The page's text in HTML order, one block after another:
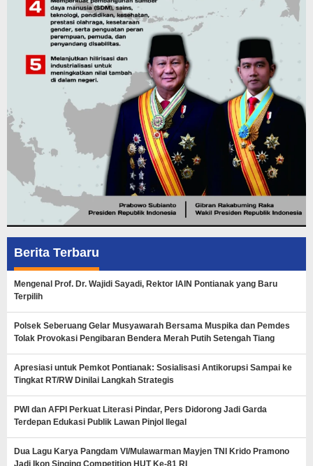
Berita Terbaru
Mengenal Prof. Dr. Wajidi Sayadi, Rektor IAIN Pontianak yang Baru
Terpilih
Polsek Seberuang Gelar Musyawarah Bersama Muspika dan Pemdes
Tolak Provokasi Pengibaran Bendera Merah Putih Setengah Tiang
Apresiasi untuk Pemkot Pontianak: Sosialisasi Antikorupsi Sampai ke
Tingkat RT/RW Dinilai Langkah Strategis
PWI dan AFPI Perkuat Literasi Pindar, Pers Didorong Jadi Garda
Terdepan Edukasi Publik Lawan Pinjol Ilegal
Dua Lagu Karya Pangdam VI/Mulawarman Mayjen TNI Krido Pramono
Jadi Ikon Singing Competition HUT Ke-81 RI